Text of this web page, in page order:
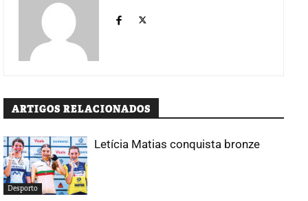
ARTIGOS RELACIONADOS
Desporto
Letícia Matias conquista bronze